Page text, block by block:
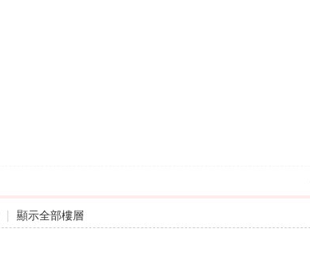
| 顯示全部樓層